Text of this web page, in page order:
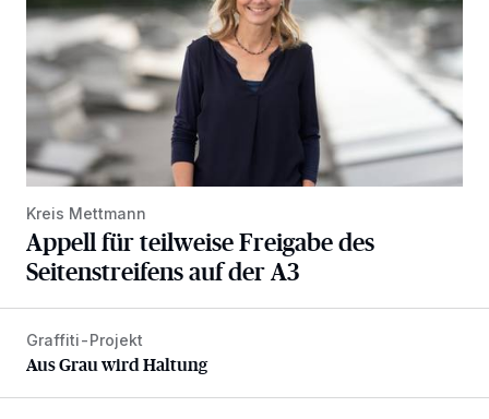
Kreis Mettmann
Appell für teilweise Freigabe des
Seitenstreifens auf der A3
Aus Grau wird Haltung
Graffiti-Projekt
Aus Grau wird Haltung